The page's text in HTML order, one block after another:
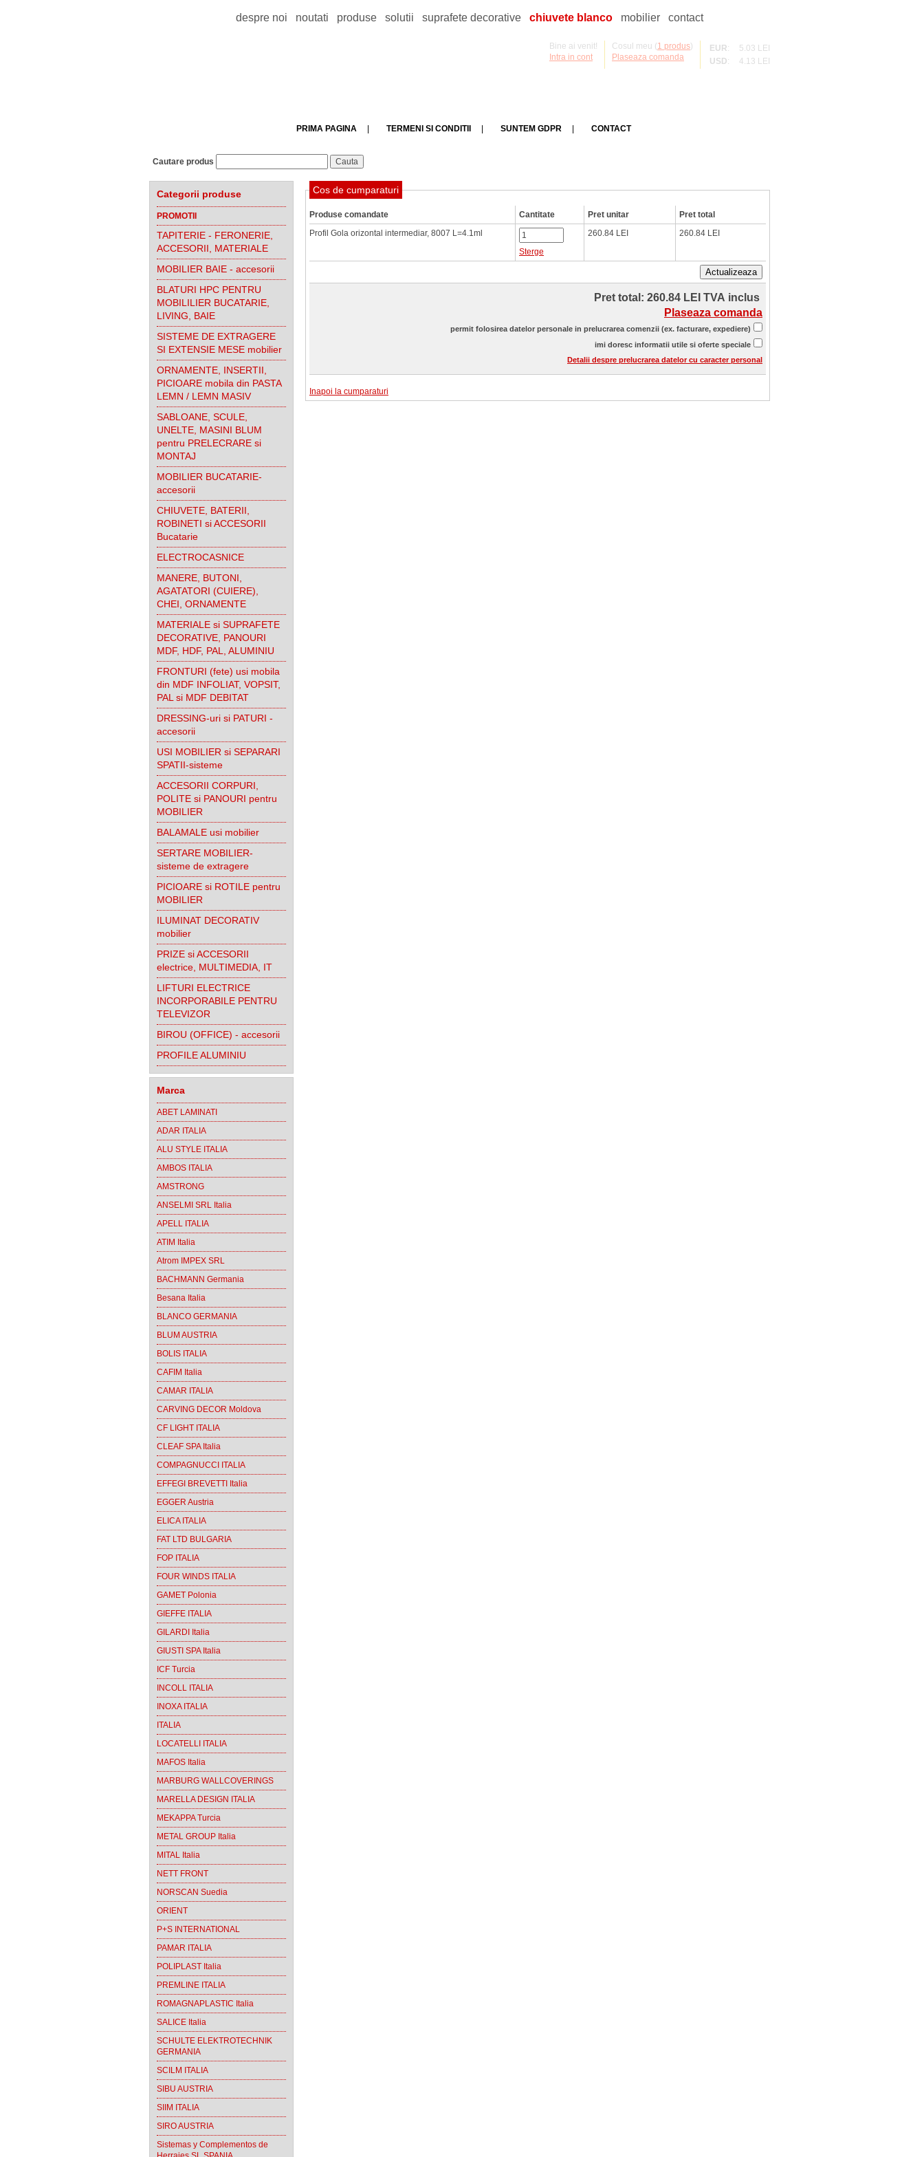
despre noi noutati produse solutii suprafete decorative chiuvete blanco mobilier contact
Bine ai venit!
Intra in cont
Cosul meu (1 produs)
Plaseaza comanda
EUR:
5.03 LEI
USD: 4.13 LEI
PRIMA PAGINA TERMENI SI CONDITII SUNTEM GDPR CONTACT
Cautare produs
Categorii produse
PROMOTII
TAPITERIE - FERONERIE,
ACCESORII, MATERIALE
MOBILIER BAIE - accesorii
BLATURI HPC PENTRU
MOBILILIER BUCATARIE,
LIVING, BAIE
SISTEME DE EXTRAGERE
SI EXTENSIE MESE mobilier
ORNAMENTE, INSERTII,
PICIOARE mobila din PASTA
LEMN / LEMN MASIV
SABLOANE, SCULE,
UNELTE, MASINI BLUM
pentru PRELECRARE si
MONTAJ
MOBILIER BUCATARIE-
accesorii
CHIUVETE, BATERII,
ROBINETI si ACCESORII
Bucatarie
ELECTROCASNICE
MANERE, BUTONI,
AGATATORI (CUIERE),
CHEI, ORNAMENTE
MATERIALE si SUPRAFETE
DECORATIVE, PANOURI
MDF, HDF, PAL, ALUMINIU
FRONTURI (fete) usi mobila
din MDF INFOLIAT, VOPSIT,
PAL si MDF DEBITAT
DRESSING-uri si PATURI -
accesorii
USI MOBILIER si SEPARARI
SPATII-sisteme
ACCESORII CORPURI,
POLITE si PANOURI pentru
MOBILIER
BALAMALE usi mobilier
SERTARE MOBILIER-
sisteme de extragere
PICIOARE si ROTILE pentru
MOBILIER
ILUMINAT DECORATIV
mobilier
PRIZE si ACCESORII
electrice, MULTIMEDIA, IT
LIFTURI ELECTRICE
INCORPORABILE PENTRU
TELEVIZOR
BIROU (OFFICE) - accesorii
PROFILE ALUMINIU
Marca
ABET LAMINATI
ADAR ITALIA
ALU STYLE ITALIA
AMBOS ITALIA
AMSTRONG
ANSELMI SRL Italia
APELL ITALIA
ATIM Italia
Atrom IMPEX SRL
BACHMANN Germania
Besana Italia
BLANCO GERMANIA
BLUM AUSTRIA
BOLIS ITALIA
CAFIM Italia
CAMAR ITALIA
CARVING DECOR Moldova
CF LIGHT ITALIA
CLEAF SPA Italia
COMPAGNUCCI ITALIA
EFFEGI BREVETTI Italia
EGGER Austria
ELICA ITALIA
FAT LTD BULGARIA
FOP ITALIA
FOUR WINDS ITALIA
GAMET Polonia
GIEFFE ITALIA
GILARDI Italia
GIUSTI SPA Italia
ICF Turcia
INCOLL ITALIA
INOXA ITALIA
ITALIA
LOCATELLI ITALIA
MAFOS Italia
MARBURG WALLCOVERINGS
MARELLA DESIGN ITALIA
MEKAPPA Turcia
METAL GROUP Italia
MITAL Italia
NETT FRONT
NORSCAN Suedia
ORIENT
P+S INTERNATIONAL
PAMAR ITALIA
POLIPLAST Italia
PREMLINE ITALIA
ROMAGNAPLASTIC Italia
SALICE Italia
SCHULTE ELEKTROTECHNIK
GERMANIA
SCILM ITALIA
SIBU AUSTRIA
SIIM ITALIA
SIRO AUSTRIA
Sistemas y Complementos de
Cos de cumparaturi
Produse comandate Cantitate Pret unitar
Pret total
Profil Gola orizontal intermediar, 8007 L=4.1ml
Sterge
260.84 LEI 260.84 LEI
Actualizeaza
Pret total: 260.84 LEI TVA inclus
Plaseaza comanda
permit folosirea datelor personale in prelucrarea comenzii (ex. facturare, expediere)
imi doresc informatii utile si oferte speciale
Detalii despre prelucrarea datelor cu caracter personal
Inapoi la cumparaturi